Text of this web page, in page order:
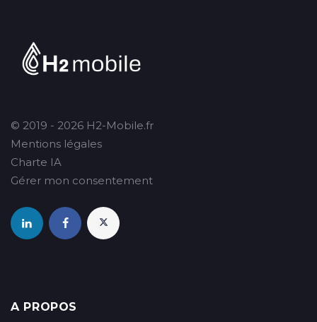
© 2019 - 2026 H2-Mobile.fr
Mentions légales
Charte IA
Gérer mon consentement
A PROPOS